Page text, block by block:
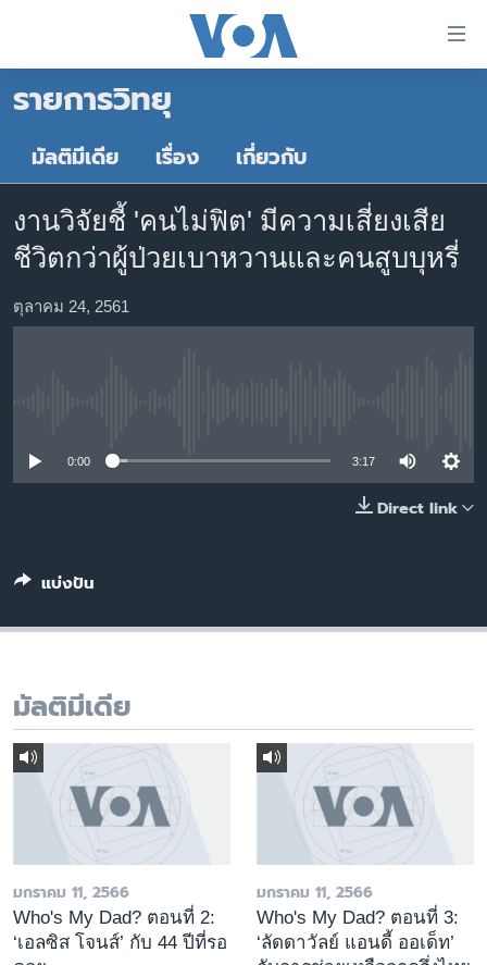
ต่อ
เนื้อหา
ข้าม
ไป
หลัก
ค้นหา
หน้าหลัก
โลก
เอเชีย
สหรัฐฯ
ไทย
ธุรกิจ
ตรวจสอบข่าว
เลือกภาษา
รายการวิทยุ
มัลติมีเดีย เรื่อง เกี่ยวกับ
งานวิจัยชี้ 'คนไม่ฟิต' มีความเสี่ยงเสีย
ชีวิตกว่าผู้ป่วยเบาหวานและคนสูบบุหรี่
ตุลาคม 24, 2561
0:00 3:17
Direct link
แบ่งปัน
มัลติมีเดีย
มกราคม 11, 2566
Who's My Dad? ตอนที่ 2:
‘เอลซิส โจนส์’ กับ 44 ปีที่รอ
มกราคม 11, 2566
Who's My Dad? ตอนที่ 3:
‘ลัดดาวัลย์ แอนดี้ ออเด็ท’